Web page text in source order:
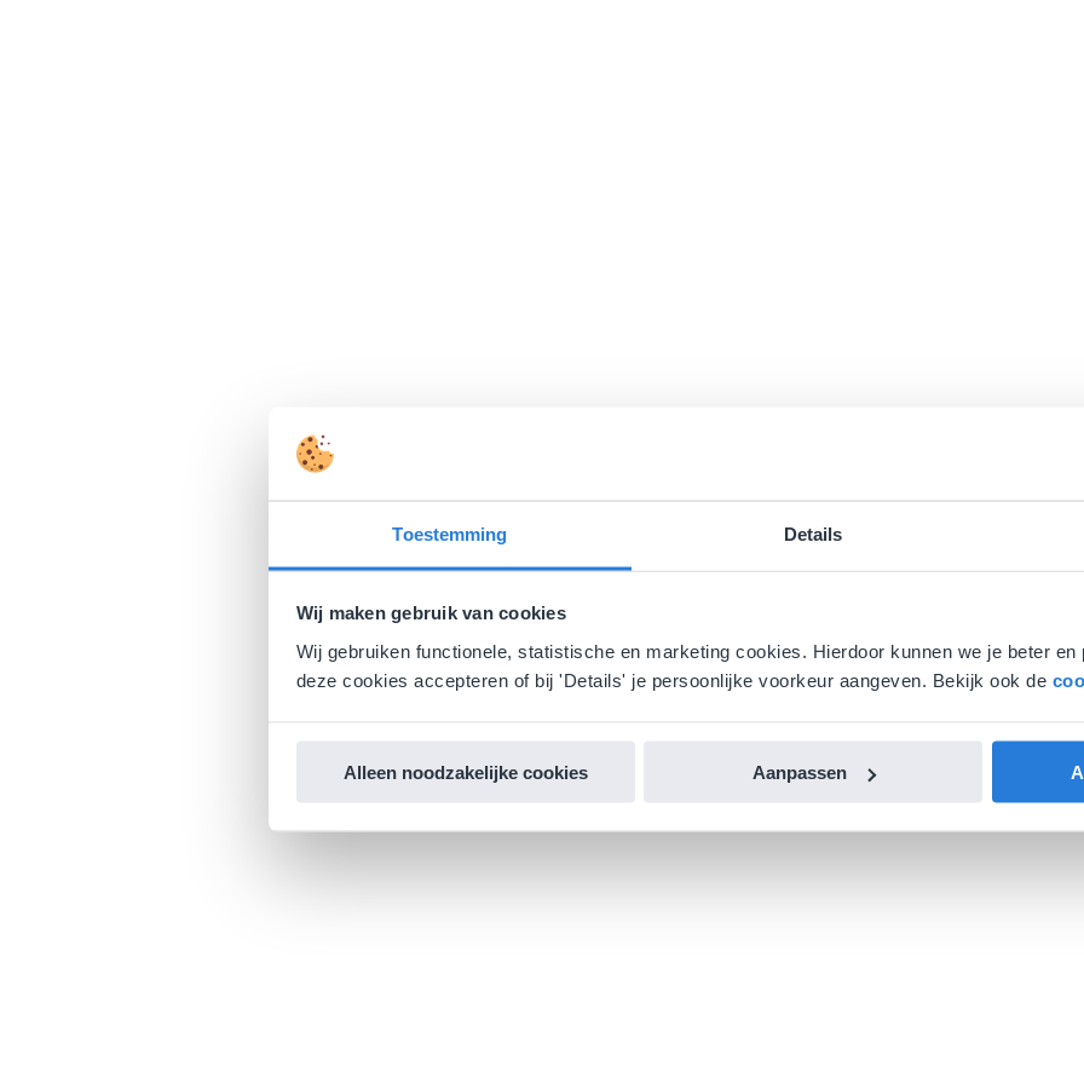
Toestemming Details
Wij maken gebruik van cookies
Wij gebruiken functionele, statistische en marketing cookies. Hierdoor kunnen we je beter
deze cookies accepteren of bij 'Details' je persoonlijke voorkeur aangeven. Bekijk ook de
Alleen noodzakelijke cookies Aanpassen